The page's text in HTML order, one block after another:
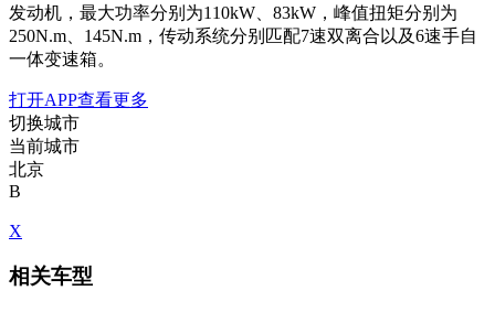
发动机，最大功率分别为110kW、83kW，峰值扭矩分别为
250N.m、145N.m，传动系统分别匹配7速双离合以及6速手自
一体变速箱。
打开APP查看更多
切换城市
当前城市
北京
B
X
相关车型